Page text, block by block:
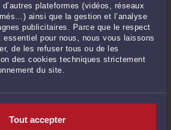
plateformes (vidéos, réseaux
ainsi que la gestion et l’analyse
publicitaires. Parce que le respect
pour nous, nous vous laissons
de les refuser tous ou de les
des cookies techniques strictement
du site.
Tout accepter
EN MATIÈRE DE